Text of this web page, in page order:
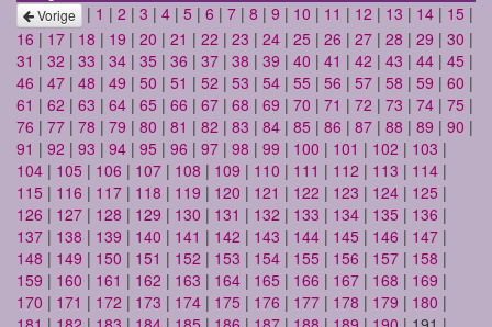
Vorige | 1 | 2 | 3 | 4 | 5 | 6 | 7 | 8 | 9 | 10 | 11 | 12 | 13 | 14 | 15 |
16 | 17 | 18 | 19 | 20 | 21 | 22 | 23 | 24 | 25 | 26 | 27 | 28 | 29 | 30 |
31 | 32 | 33 | 34 | 35 | 36 | 37 | 38 | 39 | 40 | 41 | 42 | 43 | 44 | 45 |
46 | 47 | 48 | 49 | 50 | 51 | 52 | 53 | 54 | 55 | 56 | 57 | 58 | 59 | 60 |
61 | 62 | 63 | 64 | 65 | 66 | 67 | 68 | 69 | 70 | 71 | 72 | 73 | 74 | 75 |
76 | 77 | 78 | 79 | 80 | 81 | 82 | 83 | 84 | 85 | 86 | 87 | 88 | 89 | 90 |
91 | 92 | 93 | 94 | 95 | 96 | 97 | 98 | 99 | 100 | 101 | 102 | 103 |
104 | 105 | 106 | 107 | 108 | 109 | 110 | 111 | 112 | 113 | 114 |
115 | 116 | 117 | 118 | 119 | 120 | 121 | 122 | 123 | 124 | 125 |
126 | 127 | 128 | 129 | 130 | 131 | 132 | 133 | 134 | 135 | 136 |
137 | 138 | 139 | 140 | 141 | 142 | 143 | 144 | 145 | 146 | 147 |
148 | 149 | 150 | 151 | 152 | 153 | 154 | 155 | 156 | 157 | 158 |
159 | 160 | 161 | 162 | 163 | 164 | 165 | 166 | 167 | 168 | 169 |
170 | 171 | 172 | 173 | 174 | 175 | 176 | 177 | 178 | 179 | 180 |